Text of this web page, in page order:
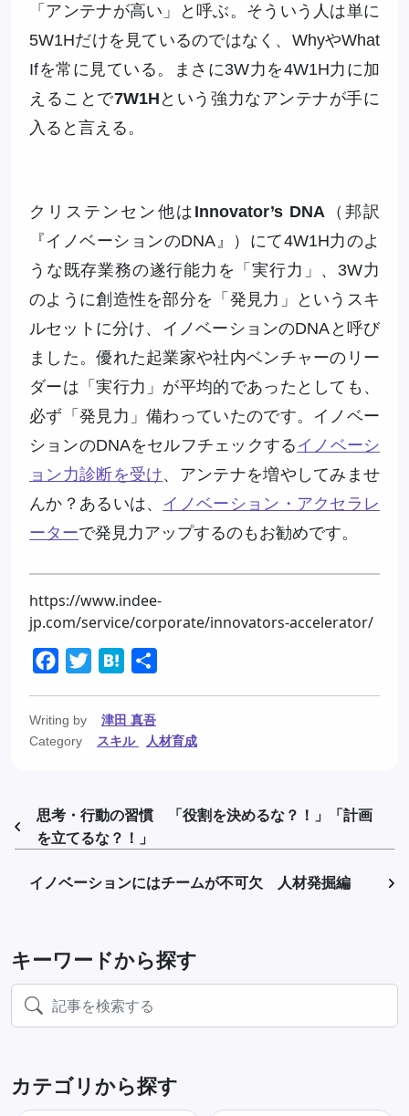
「アンテナが高い」と呼ぶ。そういう人は単に
5W1Hだけを見ているのではなく、WhyやWhat
Ifを常に見ている。まさに3W力を4W1H力に加
えることで7W1H という強力なアンテナが手に
入ると言える。
クリステンセン他は Innovator’s DNA （邦訳
『イノベーションのDNA』）にて4W1H力のよ
うな既存業務の遂行能力を「実行力」、3W力
のように創造性を部分を「発見力」というスキ
ルセットに分け、イノベーションのDNAと呼び
ました。優れた起業家や社内ベンチャーのリー
ダーは「実行力」が平均的であったとしても、
必ず「発見力」備わっていたのです。イノベー
ションのDNAをセルフチェックする イノベーシ
ョン力診断を受け、アンテナを増やしてみませ
んか？あるいは、 イノベーション・アクセラレ
ーターで発見力アップするのもお勧めです。
https://www.indee-
jp.com/service/corporate/innovators-accelerator/
FacebookTwitterHatena
Writing by
津田 真吾
Category
スキル 人材育成
思考・行動の習慣 「役割を決めるな？！」「計画
を立てるな？！」
イノベーションにはチームが不可欠 人材発掘編
キーワードから探す
カテゴリから探す